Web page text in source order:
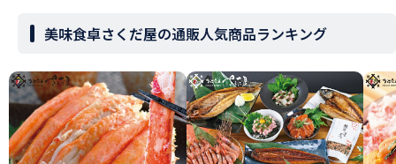
美味食卓さくだ屋の通販人気商品ランキング